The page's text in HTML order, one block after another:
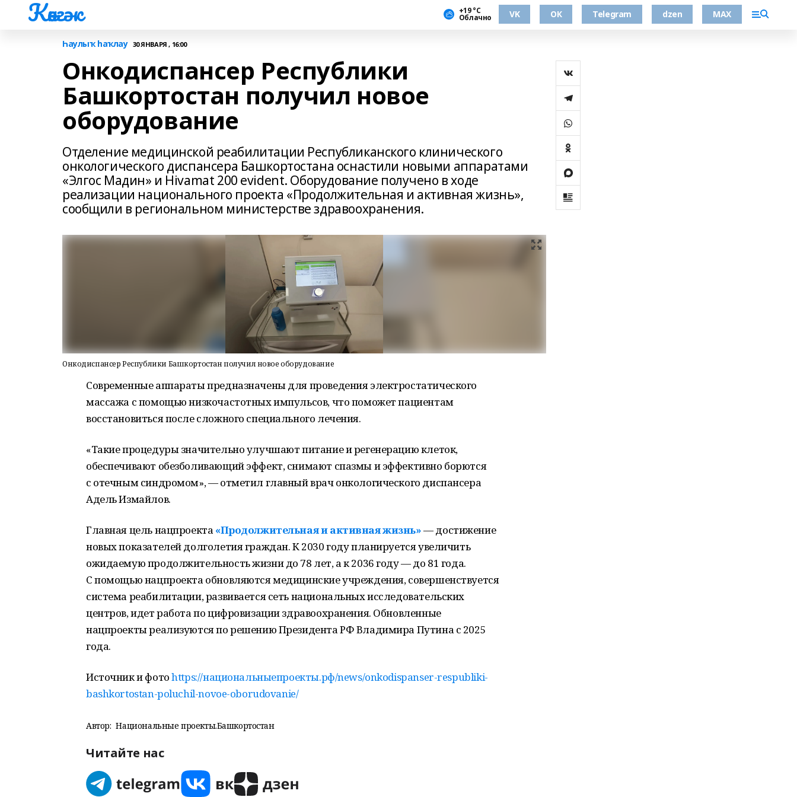
Көнгәк +19 °С
Облачно VK ОК Telegram dzen MAX
Һаулыҡ һаҡлау 30 ЯНВАРЯ , 16:00
Онкодиспансер Республики
Башкортостан получил новое
оборудование
Отделение медицинской реабилитации Республиканского клинического
онкологического диспансера Башкортостана оснастили новыми аппаратами
«Элгос Мадин» и Hivamat 200 evident. Оборудование получено в ходе
реализации национального проекта «Продолжительная и активная жизнь»,
сообщили в региональном министерстве здравоохранения.
Онкодиспансер Республики Башкортостан получил новое оборудование
Современные аппараты предназначены для проведения электростатического
массажа с помощью низкочастотных импульсов, что поможет пациентам
восстановиться после сложного специального лечения.
«Такие процедуры значительно улучшают питание и регенерацию клеток,
обеспечивают обезболивающий эффект, снимают спазмы и эффективно борются
с отечным синдромом», — отметил главный врач онкологического диспансера
Адель Измайлов.
Главная цель нацпроекта «Продолжительная и активная жизнь»— достижение
новых показателей долголетия граждан. К 2030 году планируется увеличить
ожидаемую продолжительность жизни до 78 лет, а к 2036 году — до 81 года.
С помощью нацпроекта обновляются медицинские учреждения, совершенствуется
система реабилитации, развивается сеть национальных исследовательских
центров, идет работа по цифровизации здравоохранения. Обновленные
нацпроекты реализуются по решению Президента РФ Владимира Путина с 2025
года.
Источник и фотоhttps://национальныепроекты.рф/news/onkodispanser-respubliki-
bashkortostan-poluchil-novoe-oborudovanie/
Автор: Национальные проекты.Башкортостан
Читайте нас